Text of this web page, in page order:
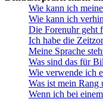
Wie kann ich
Wie kann ich
Die Forenuhr geht
Ich habe die
Meine Sprache
Was sind das für
Wie verwende ich
Was ist mein
Wenn ich bei